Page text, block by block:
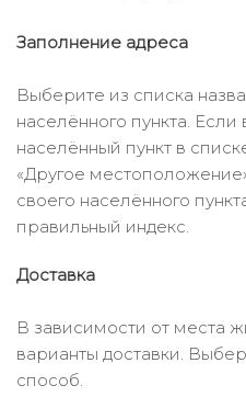
Заполнение адреса
Выберите из списка
населённого пункта.
населённый пункт в
«Другое
своего населённого
правильный индекс.
Доставка
В зависимости от места
варианты доставки.
способ.